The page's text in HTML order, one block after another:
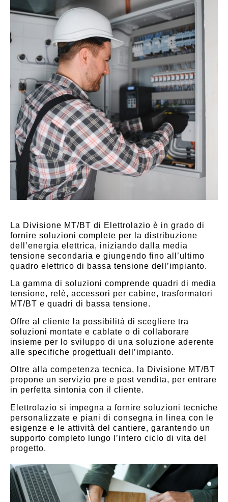
La Divisione MT/BT di Elettrolazio è in grado di
fornire soluzioni complete per la distribuzione
dell’energia elettrica, iniziando dalla media
tensione secondaria e giungendo fino all’ultimo
quadro elettrico di bassa tensione dell’impianto.
La gamma di soluzioni comprende quadri di media
tensione, relè, accessori per cabine, trasformatori
MT/BT e quadri di bassa tensione.
Offre al cliente la possibilità di scegliere tra
soluzioni montate e cablate o di collaborare
insieme per lo sviluppo di una soluzione aderente
alle specifiche progettuali dell’impianto.
Oltre alla competenza tecnica, la Divisione MT/BT
propone un servizio pre e post vendita, per entrare
in perfetta sintonia con il cliente.
Elettrolazio si impegna a fornire soluzioni tecniche
personalizzate e piani di consegna in linea con le
esigenze e le attività del cantiere, garantendo un
supporto completo lungo l’intero ciclo di vita del
progetto.